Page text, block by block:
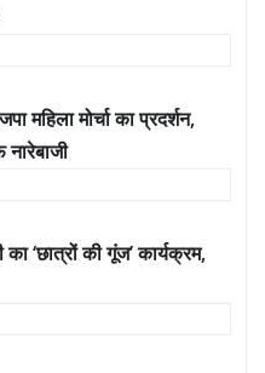
महिला मोर्चा का प्रदर्शन,
‘छात्रों की गूंज’ कार्यक्रम,